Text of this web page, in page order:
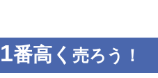
1番高く 売ろう！